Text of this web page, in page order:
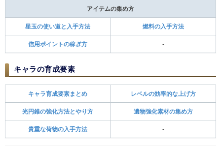
アイテムの集め方
星玉の使い道と入手方法 燃料の入手方法
信用ポイントの稼ぎ方 -
キャラの育成要素
キャラ育成要素まとめ レベルの効率的な上げ方
光円錐の強化方法とやり方 遺物強化素材の集め方
貴重な荷物の入手方法 -